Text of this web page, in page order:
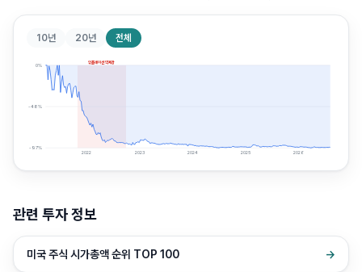
10년 20년 전체
인플레이션 약세장
0%
-48%
-97%
2022 2023 2024 2025 2026
관련 투자 정보
미국 주식 시가총액 순위 TOP 100 →